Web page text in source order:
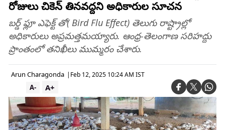
రోజులు చికెన్ తినవద్దని అధికారుల సూచన
బర్డ్ ఫ్లూ ఎఫెక్ట్ తో( Bird Flu Effect) తెలుగు రాష్ట్రాల్లో
అధికారులు అప్రమత్తమయ్యారు. ఆంధ్ర-తెలంగాణ సరిహద్దు
ప్రాంతంలో తనిఖీలు ముమ్మరం చేశారు.
Arun Charagonda | Feb 12, 2025 10:24 AM IST
A+
A-